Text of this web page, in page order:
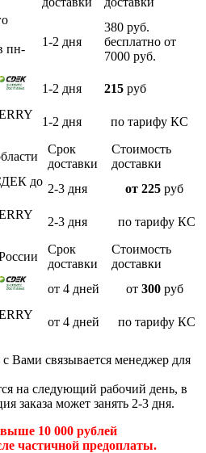
пн-
1-2 дня
380 руб.
бесплатно от
7000 руб.
1-2 дня 215 руб
1-2 дня по тарифу КС
Срок
доставки
Стоимость
доставки
до
2-3 дня от 225 руб
2-3 дня по тарифу КС
Срок
доставки
Стоимость
доставки
от 4 дней от 300руб
от 4 дней по тарифу КС
с Вами связывается менеджер для
на следующий рабочий день, в
заказа может занять 2-3 дня.
10 000 рублей
частичной предоплаты.